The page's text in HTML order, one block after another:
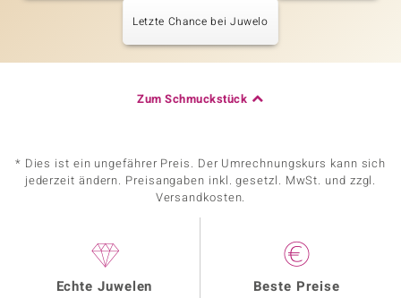
Letzte Chance bei Juwelo
Zum Schmuckstück
* Dies ist ein ungefährer Preis. Der Umrechnungskurs kann sich
jederzeit ändern. Preisangaben inkl. gesetzl. MwSt. und zzgl.
Versandkosten.
Echte Juwelen Beste Preise